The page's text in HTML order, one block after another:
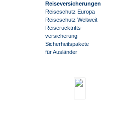
Reiseversicherungen
Reiseschutz Europa
Reiseschutz Weltweit
Reiserücktritts-
versicherung
Sicherheitspakete
für Ausländer